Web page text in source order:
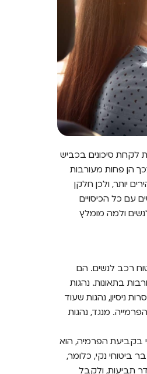
לקחת סיכונים בכביש
הן פחות מעורבות
יותר, ולכן חלקן
עם כל הכיסויים
ולמה מומלץ
רכב לנשים. הם
בתאונות. נהגות
ניסיון, נהגות שעוד
מנגד, נהגות
בקביעת הפרמיה, הוא
ביטוחי נקי, כלומר,
היעדר תביעות, ולקבל